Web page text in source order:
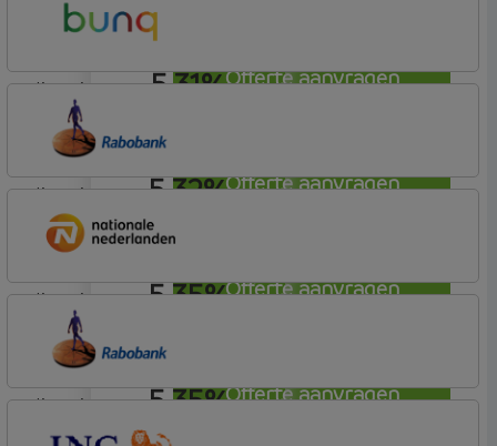
Offerte aanvragen
5,31%
Offerte aanvragen
Tulp Riant Hypotheek
lineair
5,32%
Offerte aanvragen
Bunq
Easy Mortgage
lineair
5,35%
Offerte aanvragen
Plusvoorwaarden
lineair
5,35%
Nationale-Nederlanden Bank
Nationale Nederlanden
lineair